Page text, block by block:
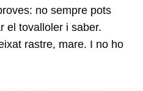
no sempre pots
el tovalloler i saber.
rastre, mare. I no ho